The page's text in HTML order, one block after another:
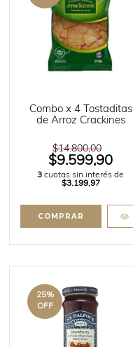
Combo x 4 Tostaditas
de Arroz Crackines
$14.800,00
$9.599,90
3 cuotas sin interés de
$3.199,97
25%
OFF